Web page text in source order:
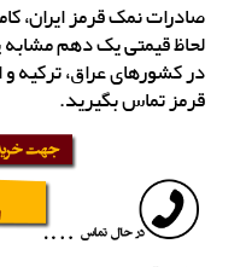
صادرات نمک قرمز ایران،
لحاظ قیمتی یک دهم مشابه
در کشورهای عراق، ترکیه و
قرمز تماس بگیرید.